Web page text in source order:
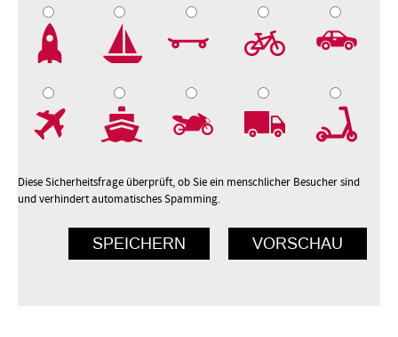
Diese Sicherheitsfrage überprüft, ob Sie ein menschlicher Besucher sind
und verhindert automatisches Spamming.